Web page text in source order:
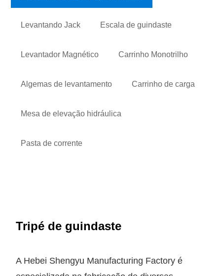
Levantando Jack Escala de guindaste
Levantador Magnético Carrinho Monotrilho
Algemas de levantamento Carrinho de carga
Mesa de elevação hidráulica
Pasta de corrente
Tripé de guindaste
A Hebei Shengyu Manufacturing Factory é